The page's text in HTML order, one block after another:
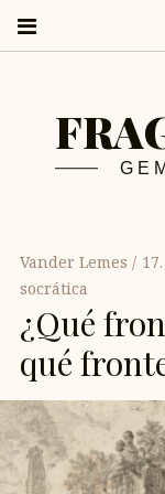
Vander Lemes
socrática
¿Qué
qué